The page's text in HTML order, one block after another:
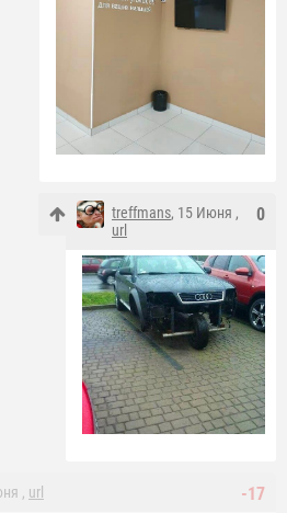
0
treffmans, 15 Июня ,
url
-17
, url